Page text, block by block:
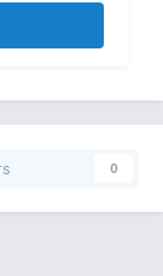
0